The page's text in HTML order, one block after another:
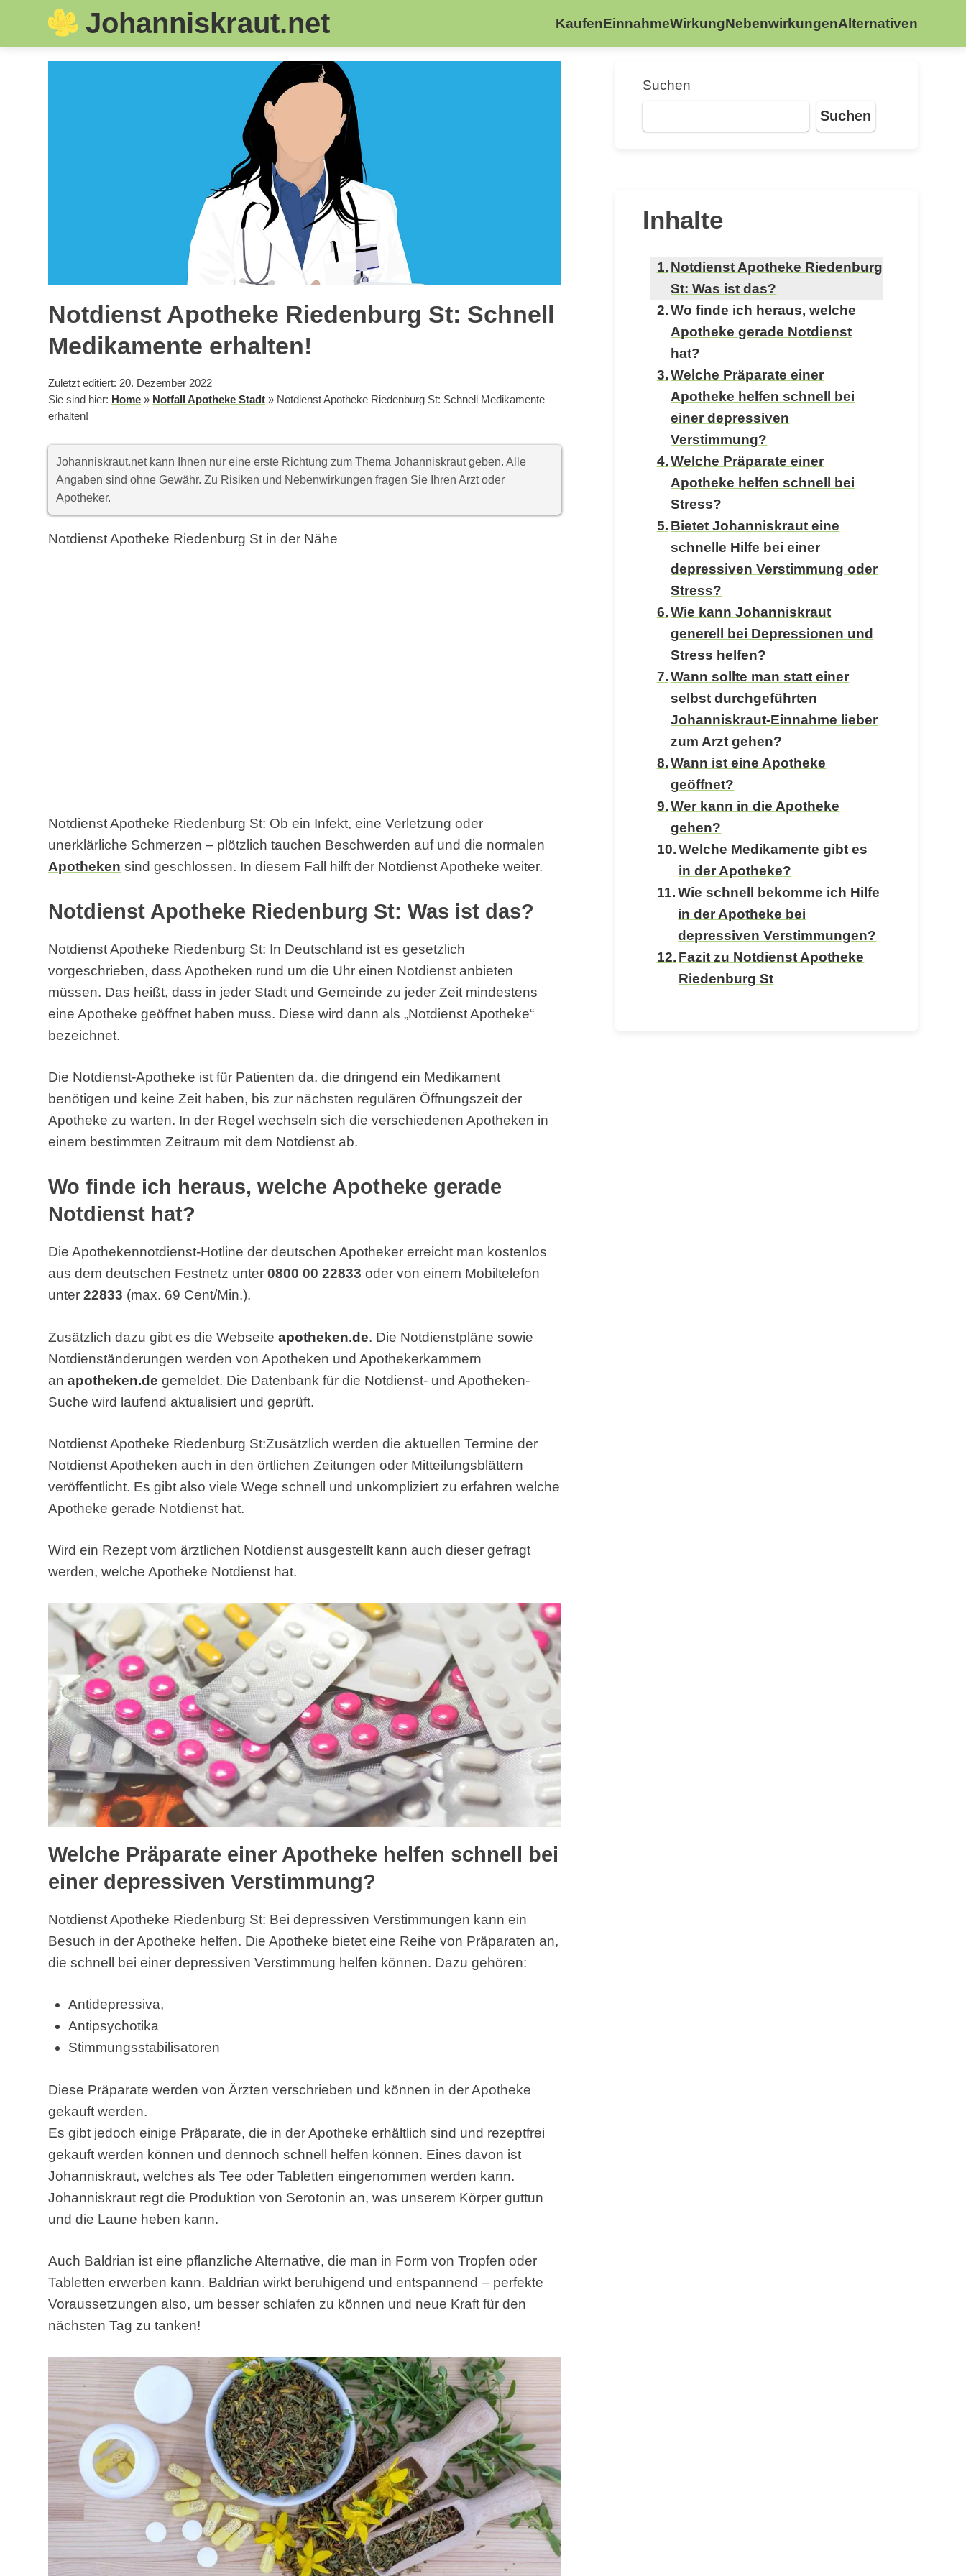
Johanniskraut.net KaufenEinnahmeWirkungNebenwirkungenAlternativen
Notdienst Apotheke Riedenburg St: Schnell
Medikamente erhalten!
Zuletzt editiert: 20. Dezember 2022
Sie sind hier: Home » Notfall Apotheke Stadt » Notdienst Apotheke Riedenburg St: Schnell Medikamente
erhalten!
Johanniskraut.net kann Ihnen nur eine erste Richtung zum Thema Johanniskraut geben. Alle
Angaben sind ohne Gewähr. Zu Risiken und Nebenwirkungen fragen Sie Ihren Arzt oder
Apotheker.
Notdienst Apotheke Riedenburg St in der Nähe
Notdienst Apotheke Riedenburg St: Ob ein Infekt, eine Verletzung oder
unerklärliche Schmerzen – plötzlich tauchen Beschwerden auf und die normalen
Apotheken sind geschlossen. In diesem Fall hilft der Notdienst Apotheke weiter.
Notdienst Apotheke Riedenburg St: Was ist das?
Notdienst Apotheke Riedenburg St: In Deutschland ist es gesetzlich
vorgeschrieben, dass Apotheken rund um die Uhr einen Notdienst anbieten
müssen. Das heißt, dass in jeder Stadt und Gemeinde zu jeder Zeit mindestens
eine Apotheke geöffnet haben muss. Diese wird dann als „Notdienst Apotheke“
bezeichnet.
Die Notdienst-Apotheke ist für Patienten da, die dringend ein Medikament
benötigen und keine Zeit haben, bis zur nächsten regulären Öffnungszeit der
Apotheke zu warten. In der Regel wechseln sich die verschiedenen Apotheken in
einem bestimmten Zeitraum mit dem Notdienst ab.
Wo finde ich heraus, welche Apotheke gerade
Notdienst hat?
Die Apothekennotdienst-Hotline der deutschen Apotheker erreicht man kostenlos
aus dem deutschen Festnetz unter0800 00 22833 oder von einem Mobiltelefon
unter22833 (max. 69 Cent/Min.).
Zusätzlich dazu gibt es die Webseiteapotheken.de. Die Notdienstpläne sowie
Notdienständerungen werden von Apotheken und Apothekerkammern
anapotheken.de gemeldet. Die Datenbank für die Notdienst- und Apotheken-
Suche wird laufend aktualisiert und geprüft.
Notdienst Apotheke Riedenburg St:Zusätzlich werden die aktuellen Termine der
Notdienst Apotheken auch in den örtlichen Zeitungen oder Mitteilungsblättern
veröffentlicht. Es gibt also viele Wege schnell und unkompliziert zu erfahren welche
Apotheke gerade Notdienst hat.
Wird ein Rezept vom ärztlichen Notdienst ausgestellt kann auch dieser gefragt
werden, welche Apotheke Notdienst hat.
Welche Präparate einer Apotheke helfen schnell bei
einer depressiven Verstimmung?
Notdienst Apotheke Riedenburg St: Bei depressiven Verstimmungen kann ein
Besuch in der Apotheke helfen. Die Apotheke bietet eine Reihe von Präparaten an,
die schnell bei einer depressiven Verstimmung helfen können. Dazu gehören:
Antidepressiva,
Antipsychotika
Stimmungsstabilisatoren
Diese Präparate werden von Ärzten verschrieben und können in der Apotheke
gekauft werden.
Es gibt jedoch einige Präparate, die in der Apotheke erhältlich sind und rezeptfrei
gekauft werden können und dennoch schnell helfen können. Eines davon ist
Johanniskraut, welches als Tee oder Tabletten eingenommen werden kann.
Johanniskraut regt die Produktion von Serotonin an, was unserem Körper guttun
und die Laune heben kann.
Auch Baldrian ist eine pflanzliche Alternative, die man in Form von Tropfen oder
Tabletten erwerben kann. Baldrian wirkt beruhigend und entspannend – perfekte
Voraussetzungen also, um besser schlafen zu können und neue Kraft für den
nächsten Tag zu tanken!
Suchen
Suchen
Inhalte
Notdienst Apotheke Riedenburg
St: Was ist das?
Wo finde ich heraus, welche
Apotheke gerade Notdienst
hat?
Welche Präparate einer
Apotheke helfen schnell bei
einer depressiven
Verstimmung?
Welche Präparate einer
Apotheke helfen schnell bei
Stress?
Bietet Johanniskraut eine
schnelle Hilfe bei einer
depressiven Verstimmung oder
Stress?
Wie kann Johanniskraut
generell bei Depressionen und
Stress helfen?
Wann sollte man statt einer
selbst durchgeführten
Johanniskraut-Einnahme lieber
zum Arzt gehen?
Wann ist eine Apotheke
geöffnet?
Wer kann in die Apotheke
gehen?
Welche Medikamente gibt es
in der Apotheke?
Wie schnell bekomme ich Hilfe
in der Apotheke bei
depressiven Verstimmungen?
Fazit zu Notdienst Apotheke
Riedenburg St